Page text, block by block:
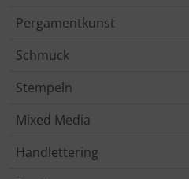
Pergamentkunst
Schmuck
Stempeln
Mixed Media
Handlettering